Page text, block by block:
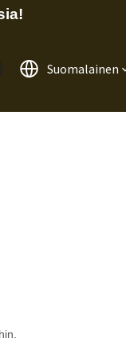
Suomalainen